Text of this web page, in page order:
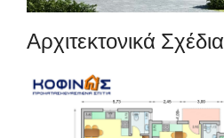
Αρχιτεκτονικά Σχέδια